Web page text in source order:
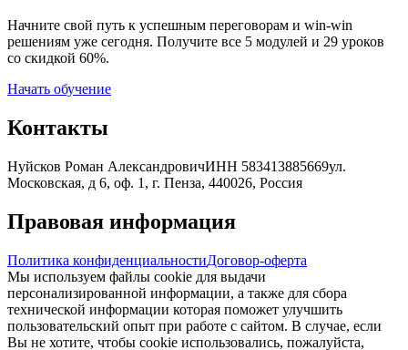
Начните свой путь к успешным переговорам и win-win
решениям уже сегодня. Получите все 5 модулей и 29 уроков
со скидкой 60%.
Начать обучение
Контакты
Нуйсков Роман АлександровичИНН 583413885669ул.
Московская, д 6, оф. 1, г. Пенза, 440026, Россия
Правовая информация
Политика конфиденциальностиДоговор-оферта
Мы используем файлы cookie для выдачи
персонализированной информации, а также для сбора
технической информации которая поможет улучшить
пользовательский опыт при работе с сайтом. В случае, если
Вы не хотите, чтобы cookie использовались, пожалуйста,